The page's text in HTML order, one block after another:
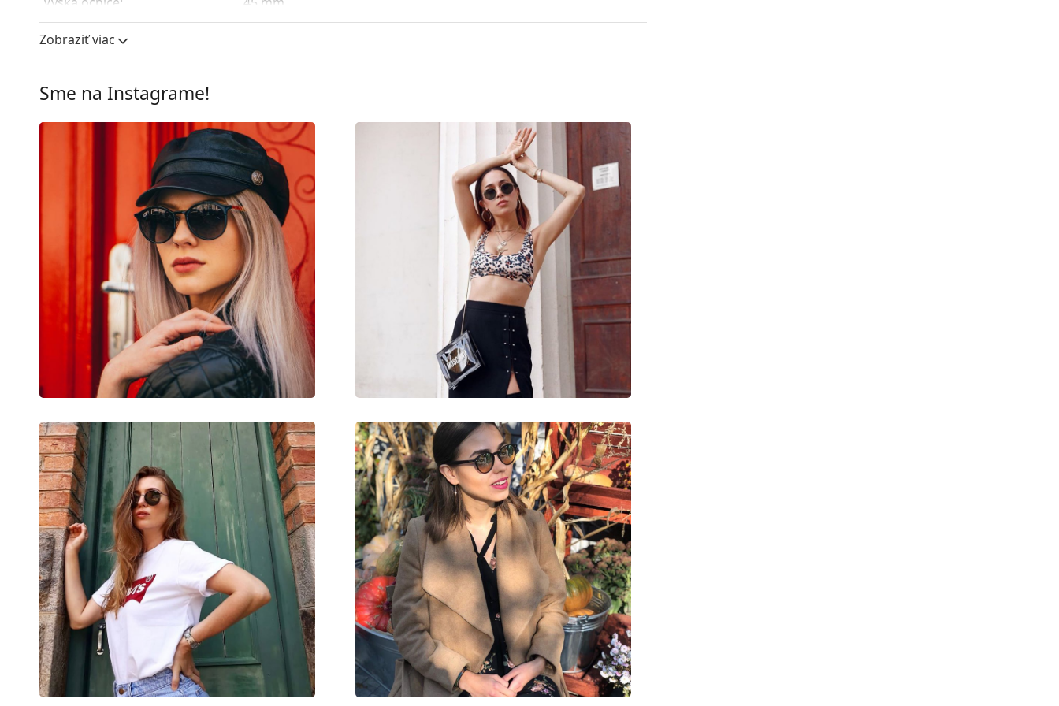
Šírka očnice:
49 mm
Rám
Okrúhle
Hnedá
Plast
Veľkosť:
S
130 mm
Dĺžka stranice:
145 mm
Šírka mostíka:
21 mm
Hmotnosť:
115 g
Nastaviteľné sedielka:
Nie
Príslušenstvo
Áno
Ostatné
Typ:
Unisex
Kategória:
Slnečné okuliare
Značka:
Ray-Ban
Použitie:
Móda
Kód:
RB2180 616613 49
Dostupné s dioptrickými
šošovkami:
Nie
Zobraziť viac
Sme na Instagrame!